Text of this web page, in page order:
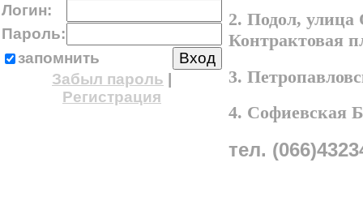
Логин:
Пароль:
запомнить
Забыл пароль
Регистрация
2. Подол,
Контрактовая
3.
4. Софиевская
тел.